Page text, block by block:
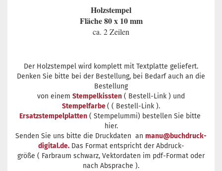
Holzstempel
Fläche 80 x 10 mm
ca. 2 Zeilen
Der Holzstempel wird komplett mit Textplatte geliefert.
Denken Sie bitte bei der Bestellung, bei Bedarf auch an die
Bestellung
von einem Stempelkissten ( Bestell-Link ) und
Stempelfarbe( ( Bestell-Link ).
Ersatzstempelplatten ( Stempelummi) bestellen Sie bitte
hier.
Senden Sie uns bitte die Druckdaten an manu@buchdruck-
digital.de.Das Format entspricht der Abdruck-
größe ( Farbraum schwarz, Vektordaten im pdf-Format oder
nach Absprache ).